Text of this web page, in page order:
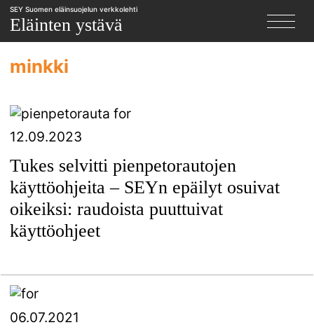
SEY Suomen eläinsuojelun verkkolehti
Eläinten ystävä
minkki
12.09.2023
Tukes selvitti pienpetorautojen
käyttöohjeita – SEYn epäilyt osuivat
oikeiksi: raudoista puuttuivat
käyttöohjeet
06.07.2021